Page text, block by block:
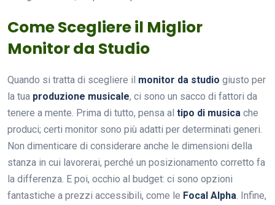
Come Scegliere il Miglior
Monitor da Studio
Quando si tratta di scegliere il monitor da studio giusto per
la tua produzione musicale, ci sono un sacco di fattori da
tenere a mente. Prima di tutto, pensa al tipo di musica che
produci; certi monitor sono più adatti per determinati generi.
Non dimenticare di considerare anche le dimensioni della
stanza in cui lavorerai, perché un posizionamento corretto fa
la differenza. E poi, occhio al budget: ci sono opzioni
fantastiche a prezzi accessibili, come le Focal Alpha. Infine,